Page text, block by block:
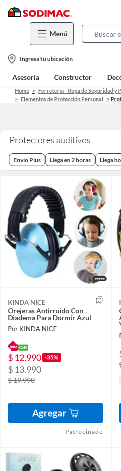
Menú
location-
icon
Ingresa tu ubicación
Asesoría Constructor
Home
Ferretería - Ropa de Seguridad y
Elementos de Protección Personal
Protectores auditivos
Envio Plus Llega en 2 horas Llega
KINDA NICE
Orejeras Antirruido Con
Diadema Para Dormir Azul
Por KINDA NICE
$ 12.990 -35%
$ 13.990
$ 19.990
Agregar
Patrocinado